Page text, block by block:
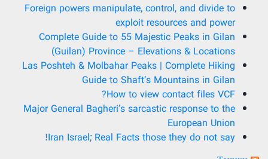
Foreign powers manipulate, control, and divide to
exploit resources and power
Complete Guide to 55 Majestic Peaks in Gilan
(Guilan) Province – Elevations & Locations
Las Poshteh & Molbahar Peaks | Complete Hiking
Guide to Shaft’s Mountains in Gilan
How to view contact files VCF?
Major General Bagheri’s sarcastic response to the
European Union
Iran Israel; Real Facts those they do not say!